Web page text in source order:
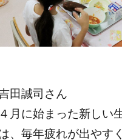
田誠司さん
月に始まった新しい
、毎年疲れが出やす